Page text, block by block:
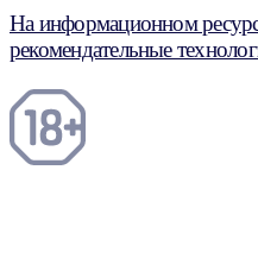
На информационном
рекомендательные